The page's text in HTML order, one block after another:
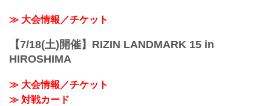
≫ 大会情報／チケット
【7/18(土)開催】RIZIN LANDMARK 15 in
HIROSHIMA
≫ 大会情報／チケット
≫ 対戦カード